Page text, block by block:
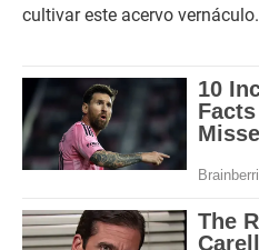
cultivar este acervo vernáculo.